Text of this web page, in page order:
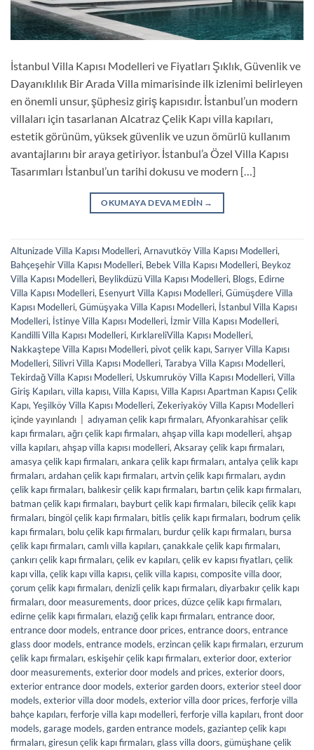
İstanbul Villa Kapısı Modelleri ve Fiyatları Şıklık, Güvenlik ve
Dayanıklılık Bir Arada Villa mimarisinde ilk izlenimi belirleyen
en önemli unsur, şüphesiz giriş kapısıdır. İstanbul’un modern
villaları için tasarlanan Alcatraz Çelik Kapı villa kapıları,
estetik görünüm, yüksek güvenlik ve uzun ömürlü kullanım
avantajlarını bir araya getiriyor. İstanbul’a Özel Villa Kapısı
Tasarımları İstanbul’un tarihi dokusu ve modern […]
OKUMAYA DEVAM EDIN →
Altunizade Villa Kapısı Modelleri,Arnavutköy Villa Kapısı Modelleri,
Bahçeşehir Villa Kapısı Modelleri, Bebek Villa Kapısı Modelleri, Beykoz
Villa Kapısı Modelleri, Beylikdüzü Villa Kapısı Modelleri, Blogs, Edirne
Villa Kapısı Modelleri, Esenyurt Villa Kapısı Modelleri,Gümüşdere Villa
Kapısı Modelleri,Gümüşyaka Villa Kapısı Modelleri, İstanbul Villa Kapısı
Modelleri, İstinye Villa Kapısı Modelleri, İzmir Villa Kapısı Modelleri,
Kandilli Villa Kapısı Modelleri, KırklareliVilla Kapısı Modelleri,
Nakkaştepe Villa Kapısı Modelleri, pivot çelik kapı,Sarıyer Villa Kapısı
Modelleri,Silivri Villa Kapısı Modelleri,Tarabya Villa Kapısı Modelleri,
Tekirdağ Villa Kapısı Modelleri, Uskumruköy Villa Kapısı Modelleri,Villa
Giriş Kapıları,villa kapısı,Villa Kapısı,Villa Kapısı Apartman Kapısı Çelik
Kapı,Yeşilköy Villa Kapısı Modelleri,Zekeriyaköy Villa Kapısı Modelleri
içinde yayınlandı
adıyaman çelik kapı firmaları,Afyonkarahisar çelik
kapı firmaları,ağrı çelik kapı firmaları,ahşap villa kapı modelleri,ahşap
villa kapıları,ahşap villa kapısı modelleri,Aksaray çelik kapı firmaları,
amasya çelik kapı firmaları,ankara çelik kapı firmaları,antalya çelik kapı
firmaları,ardahan çelik kapı firmaları,artvin çelik kapı firmaları,aydın
çelik kapı firmaları, balıkesir çelik kapı firmaları, bartın çelik kapı firmaları,
batman çelik kapı firmaları, bayburt çelik kapı firmaları, bilecik çelik kapı
firmaları, bingöl çelik kapı firmaları, bitlis çelik kapı firmaları, bodrum çelik
kapı firmaları, bolu çelik kapı firmaları, burdur çelik kapı firmaları, bursa
çelik kapı firmaları,camlı villa kapıları,çanakkale çelik kapı firmaları,
çankırı çelik kapı firmaları,çelik ev kapıları,çelik ev kapısı fiyatları,çelik
kapı villa,çelik kapı villa kapısı,çelik villa kapısı,composite villa door,
çorum çelik kapı firmaları,denizli çelik kapı firmaları,diyarbakır çelik kapı
firmaları,door measurements,door prices,düzce çelik kapı firmaları,
edirne çelik kapı firmaları,elazığ çelik kapı firmaları,entrance door,
entrance door models,entrance door prices,entrance doors,entrance
glass door models,entrance models,erzincan çelik kapı firmaları,erzurum
çelik kapı firmaları,eskişehir çelik kapı firmaları,exterior door,exterior
door measurements,exterior door models and prices,exterior doors,
exterior entrance door models,exterior garden doors,exterior steel door
models,exterior villa door models,exterior villa door prices,ferforje villa
bahçe kapıları,ferforje villa kapı modelleri,ferforje villa kapıları,front door
models,garage models,garden entrance models,gaziantep çelik kapı
firmaları,giresun çelik kapı firmaları,glass villa doors,gümüşhane çelik